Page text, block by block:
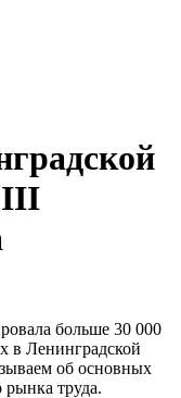
III
больше 30 000
в Ленинградской
об основных
рынка труда.